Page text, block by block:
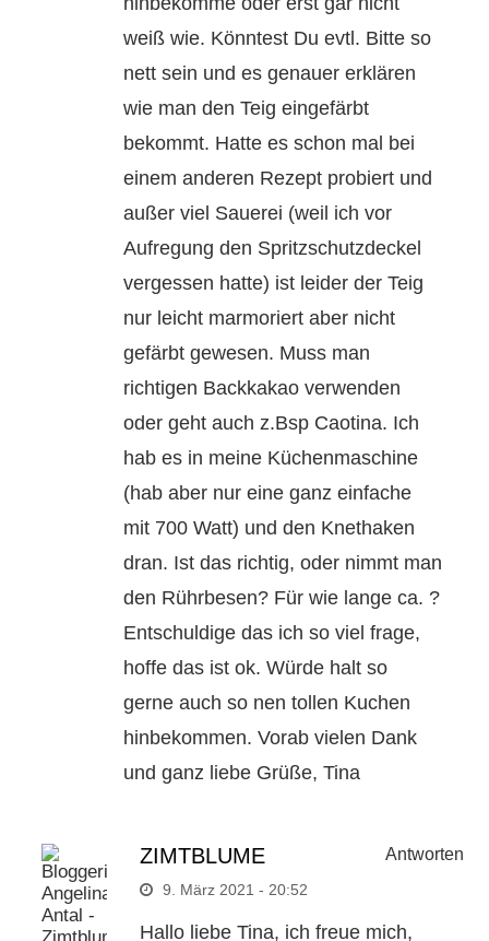
weiß wie. Könntest Du evtl. Bitte so
nett sein und es genauer erklären
wie man den Teig eingefärbt
bekommt. Hatte es schon mal bei
einem anderen Rezept probiert und
außer viel Sauerei (weil ich vor
Aufregung den Spritzschutzdeckel
vergessen hatte) ist leider der Teig
nur leicht marmoriert aber nicht
gefärbt gewesen. Muss man
richtigen Backkakao verwenden
oder geht auch z.Bsp Caotina. Ich
hab es in meine Küchenmaschine
(hab aber nur eine ganz einfache
mit 700 Watt) und den Knethaken
dran. Ist das richtig, oder nimmt man
den Rührbesen? Für wie lange ca. ?
Entschuldige das ich so viel frage,
hoffe das ist ok. Würde halt so
gerne auch so nen tollen Kuchen
hinbekommen. Vorab vielen Dank
und ganz liebe Grüße, Tina
ZIMTBLUME
9. März 2021 - 20:52
Hallo liebe Tina, ich freue mich,
Antworten